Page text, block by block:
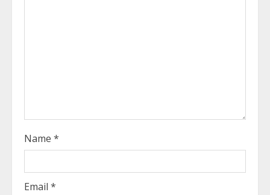
i
n
g
Name *
Email *